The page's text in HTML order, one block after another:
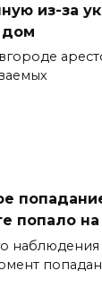
из-за
дом
попало
наблюдения